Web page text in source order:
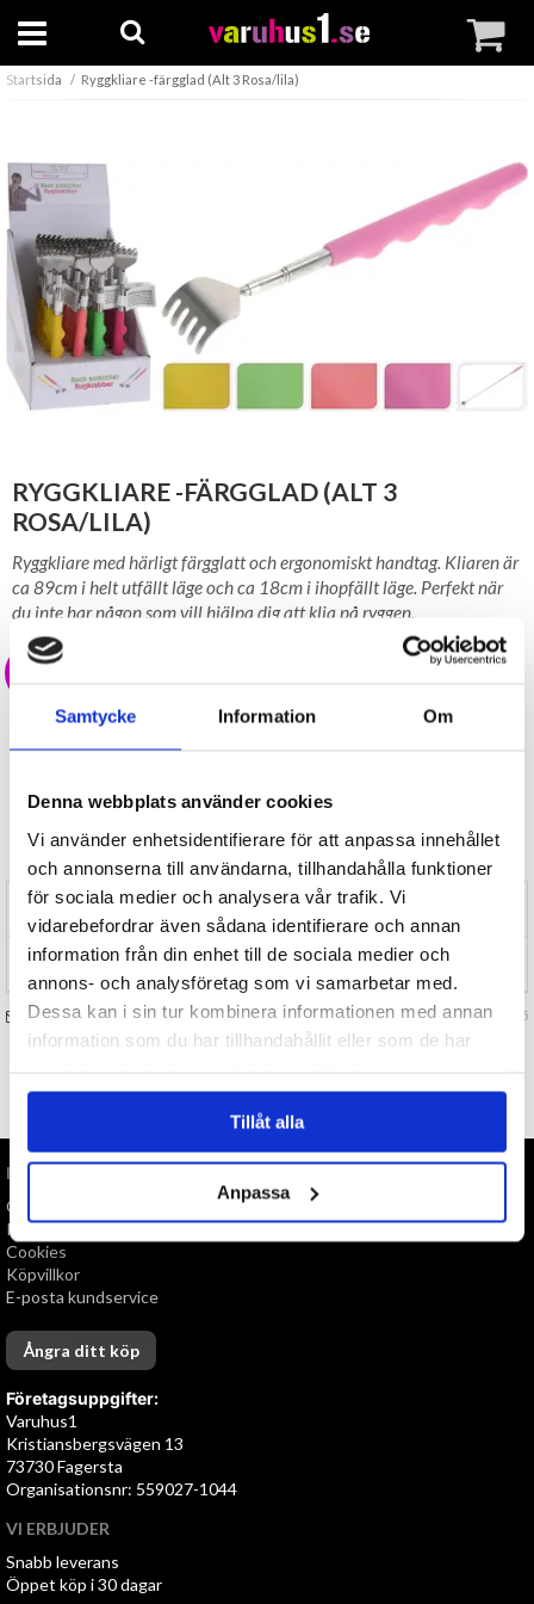
Samtycke Information Om
Denna webbplats använder cookies
Vi använder enhetsidentifierare för att anpassa innehållet
och annonserna till användarna, tillhandahålla funktioner
för sociala medier och analysera vår trafik. Vi
vidarebefordrar även sådana identifierare och annan
information från din enhet till de sociala medier och
annons- och analysföretag som vi samarbetar med.
Dessa kan i sin tur kombinera informationen med annan
information som du har tillhandahållit eller som de har
Tillåt alla
Anpassa
Startsida Ryggkliare -färgglad (Alt 3 Rosa/lila)
RYGGKLIARE -FÄRGGLAD (ALT 3
ROSA/LILA)
Ryggkliare med härligt färgglatt och ergonomiskt handtag. Kliaren är
ca 89cm i helt utfällt läge och ca 18cm i ihopfällt läge. Perfekt när
du inte har någon som vill hjälpa dig att klia på ryggen.
20 kr
LAGER I SVERIGE, SNABB LEVERANS
Tillfälligt Slut
RECENSIONER (0)
TIPSA
FRÅGA OSS OM VARAN Art. nr 128235
TILL TOPPEN
INFORMATION
Om oss
Personuppgiftspolicy
Cookies
Köpvillkor
E-posta kundservice
Ångra ditt köp
Företagsuppgifter:
Varuhus1
Kristiansbergsvägen 13
73730 Fagersta
Organisationsnr: 559027-1044
VI ERBJUDER
Snabb leverans
Öppet köp i 30 dagar